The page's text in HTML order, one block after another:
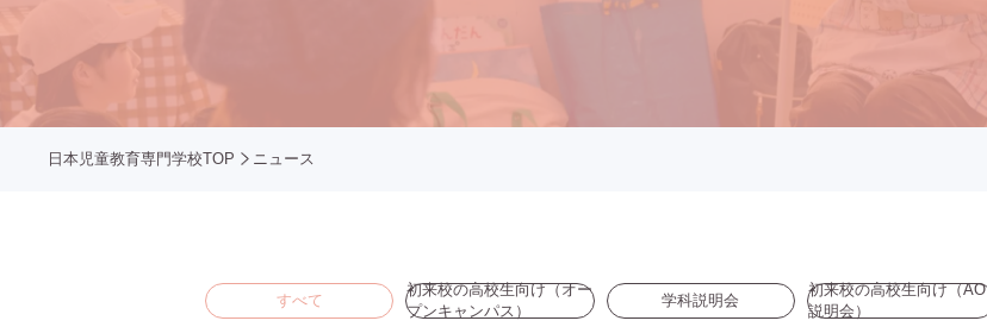
日本児童教育専門学校TOP ニュース
すべて
初来校の高校生向け（オー
プンキャンパス）
学科説明会
初来校の高校生向け（AO
説明会）